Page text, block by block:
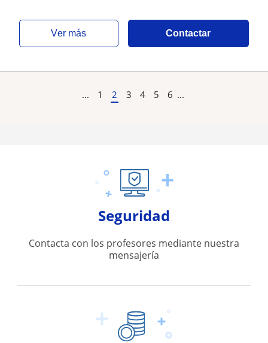
ver más Contactar
... 1 2 3 4 5 6 ...
Seguridad
Contacta con los profesores mediante nuestra
mensajería